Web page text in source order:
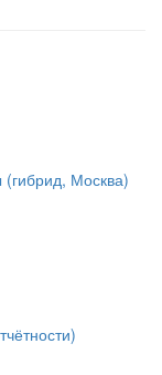
(гибрид, Москва)